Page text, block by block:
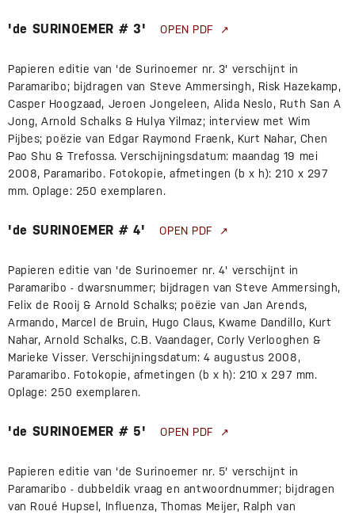
'de SURINOEMER # 3' OPEN PDF
Papieren editie van 'de Surinoemer nr. 3' verschijnt in
Paramaribo; bijdragen van Steve Ammersingh, Risk Hazekamp,
Casper Hoogzaad, Jeroen Jongeleen, Alida Neslo, Ruth San A
Jong, Arnold Schalks & Hulya Yilmaz; interview met Wim
Pijbes; poëzie van Edgar Raymond Fraenk, Kurt Nahar, Chen
Pao Shu & Trefossa. Verschijningsdatum: maandag 19 mei
2008, Paramaribo. Fotokopie, afmetingen (b x h): 210 x 297
mm. Oplage: 250 exemplaren.
'de SURINOEMER # 4' OPEN PDF
Papieren editie van 'de Surinoemer nr. 4' verschijnt in
Paramaribo - dwarsnummer; bijdragen van Steve Ammersingh,
Felix de Rooij & Arnold Schalks; poëzie van Jan Arends,
Armando, Marcel de Bruin, Hugo Claus, Kwame Dandillo, Kurt
Nahar, Arnold Schalks, C.B. Vaandager, Corly Verlooghen &
Marieke Visser. Verschijningsdatum: 4 augustus 2008,
Paramaribo. Fotokopie, afmetingen (b x h): 210 x 297 mm.
Oplage: 250 exemplaren.
'de SURINOEMER # 5' OPEN PDF
Papieren editie van 'de Surinoemer nr. 5' verschijnt in
Paramaribo - dubbeldik vraag en antwoordnummer; bijdragen
van Roué Hupsel, Influenza, Thomas Meijer, Ralph van